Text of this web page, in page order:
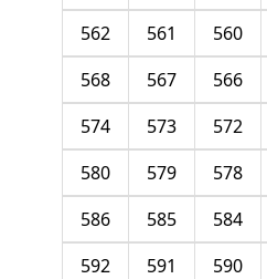
560
561
562
566
567
568
572
573
574
578
579
580
584
585
586
590
591
592